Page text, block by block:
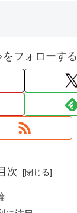
をフォローする
次